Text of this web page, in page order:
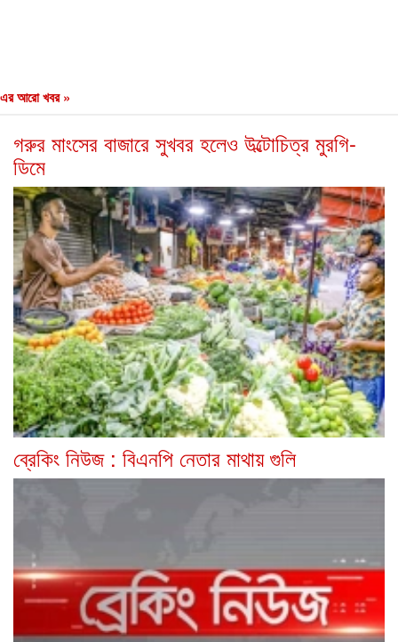
এর আরো খবর »
গরুর মাংসের বাজারে সুখবর হলেও উল্টোচিত্র মুরগি-
ডিমে
ব্রেকিং নিউজ : বিএনপি নেতার মাথায় গুলি